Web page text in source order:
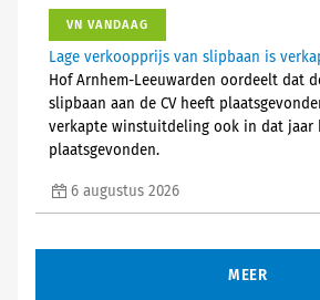
VN VANDAAG
Lage verkoopprijs van slipbaan is
Hof Arnhem-Leeuwarden oordeelt dat
slipbaan aan de CV heeft
verkapte winstuitdeling ook in dat jaar
plaatsgevonden.
6 augustus 2026
MEER